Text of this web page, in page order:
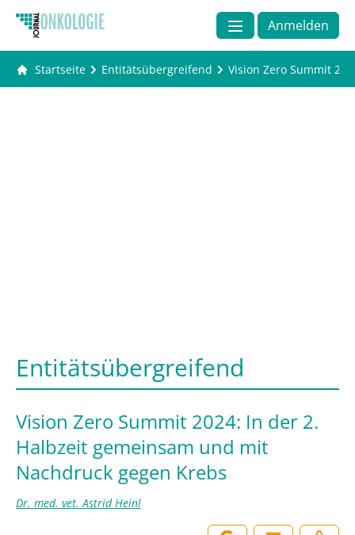
Anmelden
Startseite Entitätsübergreifend Vision Zero Summit
Entitätsübergreifend
Vision Zero Summit 2024: In der 2.
Halbzeit gemeinsam und mit
Nachdruck gegen Krebs
Dr. med. vet. Astrid Heinl